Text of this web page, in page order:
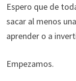
Espero que de
sacar al menos
aprender o a
Empezamos.
cookies,
algunas
desaparecerán